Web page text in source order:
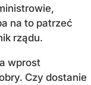
na to patrzeć
rządu.
wprost
Czy dostanie